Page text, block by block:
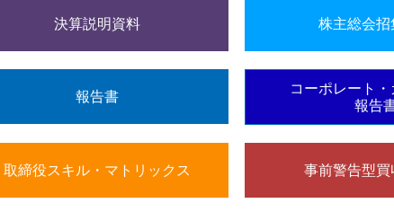
決算説明資料 株主総会招
報告書
コーポレート
報告
取締役スキル・マトリックス 事前警告型